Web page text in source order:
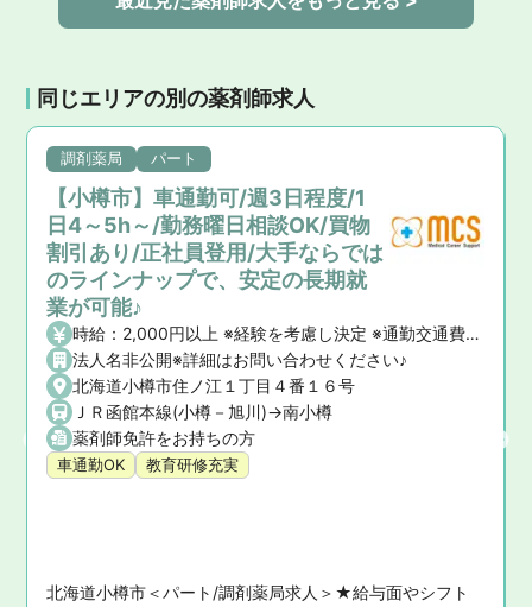
同じエリアの別の薬剤師求人
調剤薬局 パート
【小樽市】車通勤可/週3日程度/1
日4～5h～/勤務曜日相談OK/買物
割引あり/正社員登用/大手ならでは
のラインナップで、安定の長期就
業が可能♪
時給：2,000円以上 ※経験を考慮し決定 ※通勤交通費(上限あり) ※時間外手当
法人名非公開※詳細はお問い合わせください♪
北海道小樽市住ノ江１丁目４番１６号
ＪＲ函館本線(小樽－旭川)->南小樽
薬剤師免許をお持ちの方
車通勤OK 教育研修充実
北海道小樽市＜パート/調剤薬局求人＞★給与面やシフト